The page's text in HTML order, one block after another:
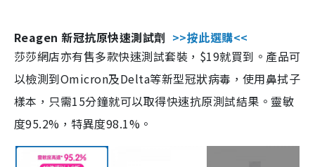
Reagen 新冠抗原快速測試劑 >>按此選購<<
莎莎網店亦有售多款快速測試套裝，$19就買到。產品可
以檢測到Omicron及Delta等新型冠狀病毒，使用鼻拭子
樣本，只需15分鐘就可以取得快速抗原測試結果。靈敏
度95.2%，特異度98.1%。